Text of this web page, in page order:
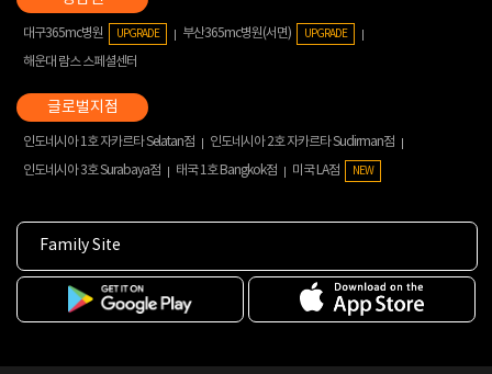
대구365mc병원 UPGRADE 부산365mc병원(서면) UPGRADE
해운대 람스 스페셜센터
인도네시아 1호 자카르타 Selatan점
인도네시아 2호 자카르타 Sudirman점
인도네시아 3호 Surabaya점
태국 1호 Bangkok점 미국 LA점 NEW
Family Site